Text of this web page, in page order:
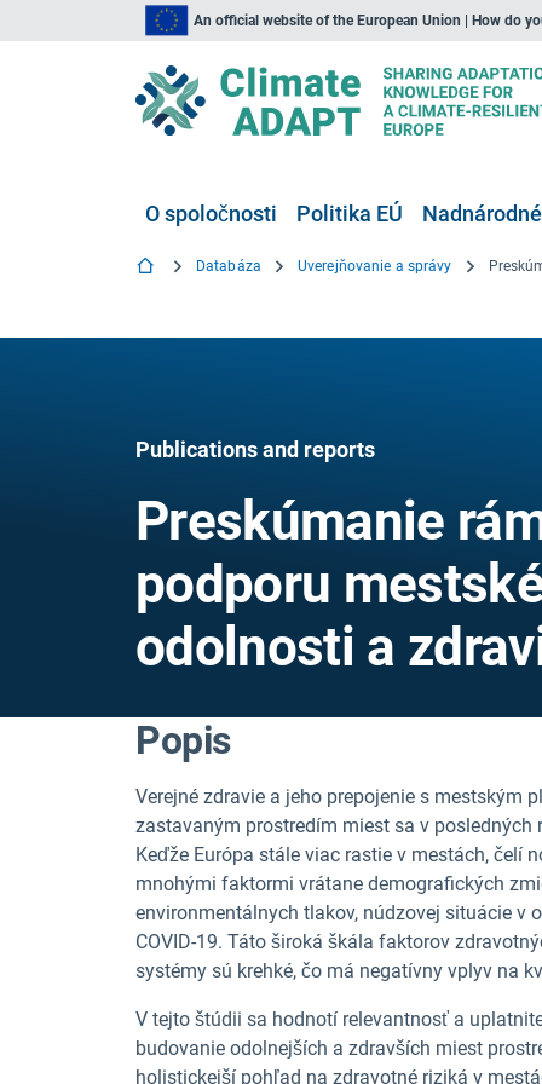
An official website of the European Union | How do
O spoločnosti Politika EÚ
Databáza Uverejňovanie a správy
Publications and reports
Preskúmanie
podporu
odolnosti a
Popis
Verejné zdravie a jeho prepojenie s mestským
zastavaným prostredím miest sa v
Keďže Európa stále viac rastie v mestách,
mnohými faktormi vrátane demografických
environmentálnych tlakov, núdzovej situácie v
COVID-19. Táto široká škála faktorov
systémy sú krehké, čo má negatívny vplyv na
V tejto štúdii sa hodnotí relevantnosť a
budovanie odolnejších a zdravších miest
holistickejší pohľad na zdravotné riziká v